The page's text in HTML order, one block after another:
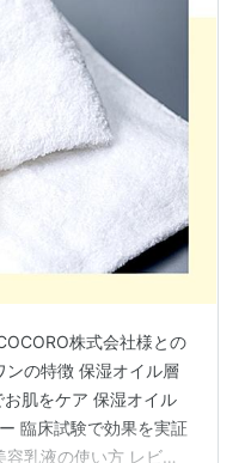
株式会社様との
ンの特徴 保湿オイル層
肌をケア 保湿オイル
臨床試験で効果を実証
乳液の使い方 レビュ